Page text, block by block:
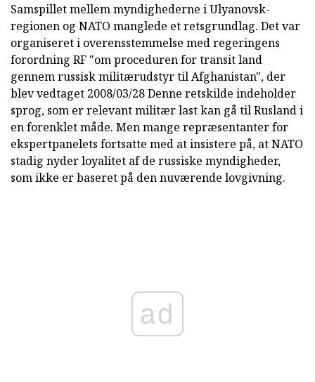
Samspillet mellem myndighederne i Ulyanovsk-
regionen og NATO manglede et retsgrundlag. Det var
organiseret i overensstemmelse med regeringens
forordning RF "om proceduren for transit land
gennem russisk militærudstyr til Afghanistan", der
blev vedtaget 2008/03/28 Denne retskilde indeholder
sprog, som er relevant militær last kan gå til Rusland i
en forenklet måde. Men mange repræsentanter for
ekspertpanelets fortsatte med at insistere på, at NATO
stadig nyder loyalitet af de russiske myndigheder,
som ikke er baseret på den nuværende lovgivning.
ad